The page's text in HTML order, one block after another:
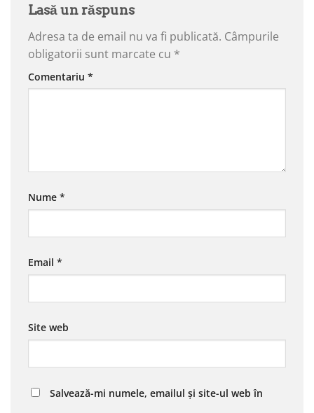
Lasă un răspuns
Adresa ta de email nu va fi publicată. Câmpurile
obligatorii sunt marcate cu *
Comentariu *
Nume *
Email *
Site web
Salvează-mi numele, emailul și site-ul web în